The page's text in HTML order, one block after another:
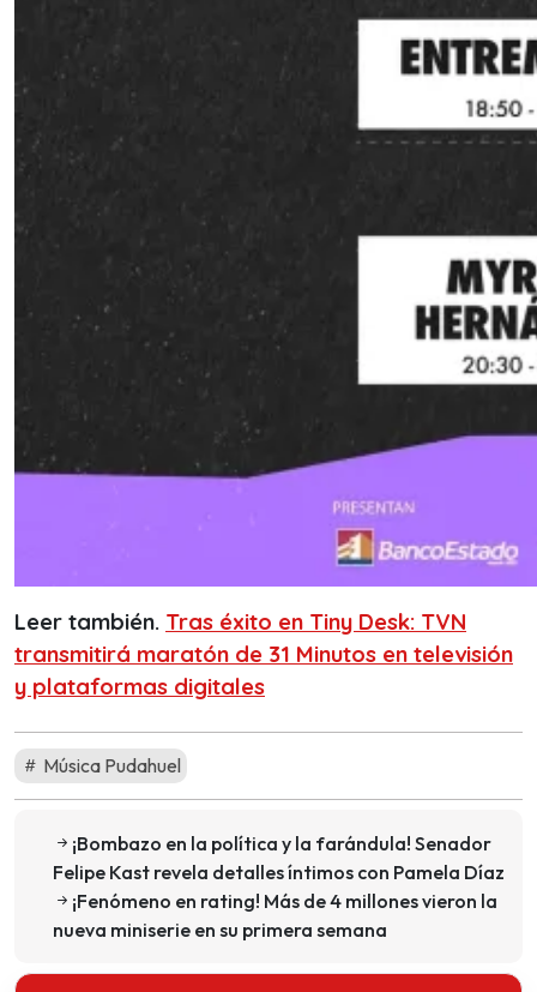
Leer también. Tras éxito en Tiny Desk: TVN
transmitirá maratón de 31 Minutos en televisión
y plataformas digitales
Música Pudahuel
¡Bombazo en la política y la farándula! Senador
Felipe Kast revela detalles íntimos con Pamela Díaz
¡Fenómeno en rating! Más de 4 millones vieron la
nueva miniserie en su primera semana